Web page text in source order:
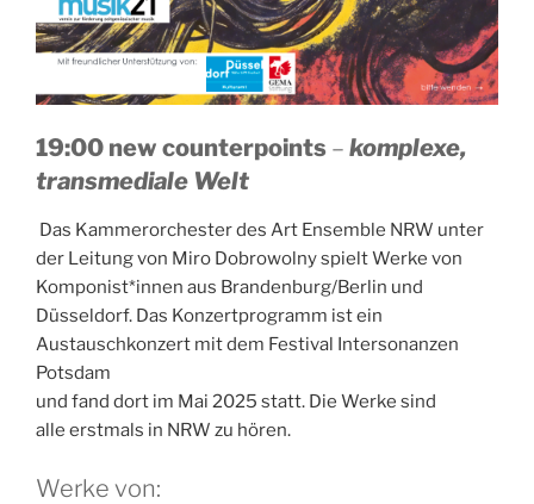
19:00 new counterpoints – komplexe,
transmediale Welt
Das Kammerorchester des Art Ensemble NRW unter
der Leitung von Miro Dobrowolny spielt Werke von
Komponist*innen aus Brandenburg/Berlin und
Düsseldorf. Das Konzertprogramm ist ein
Austauschkonzert mit dem Festival Intersonanzen
Potsdam
und fand dort im Mai 2025 statt. Die Werke sind
alle erstmals in NRW zu hören.
Werke von: